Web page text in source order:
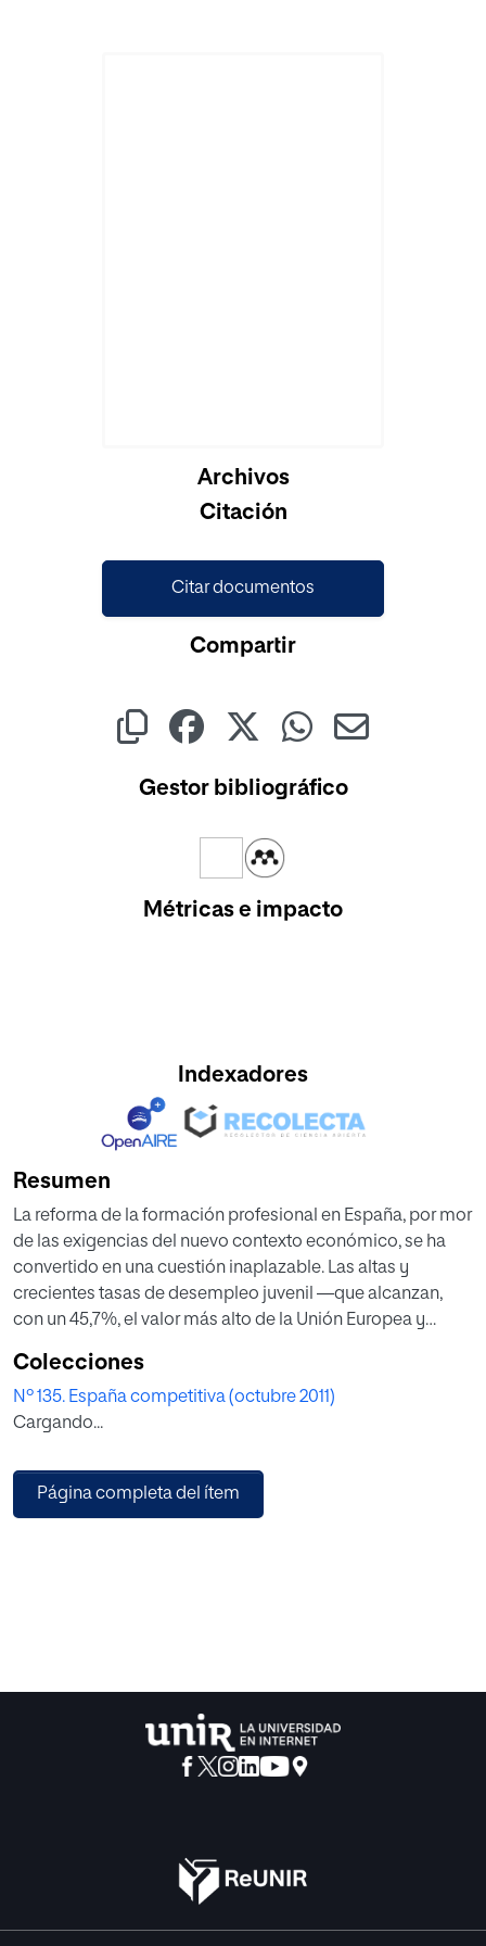
Archivos
Citación
Citar documentos
Compartir
Gestor bibliográfico
Métricas e impacto
Indexadores
Resumen
La reforma de la formación profesional en España, por mor
de las exigencias del nuevo contexto económico, se ha
convertido en una cuestión inaplazable. Las altas y
crecientes tasas de desempleo juvenil —que alcanzan,
con un 45,7%, el valor más alto de la Unión Europea y
constituyen la señal de alarma más notoria.
Colecciones
Nº 135. España competitiva (octubre 2011)
Cargando...
Página completa del ítem